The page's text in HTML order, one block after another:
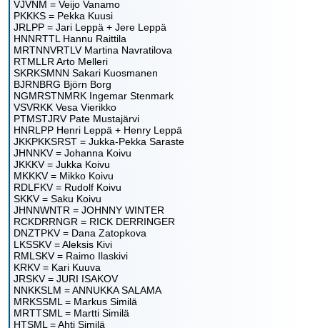
VJVNM = Veijo Vanamo
PKKKS = Pekka Kuusi
JRLPP = Jari Leppä + Jere Leppä
HNNRTTL Hannu Raittila
MRTNNVRTLV Martina Navratilova
RTMLLR Arto Melleri
SKRKSMNN Sakari Kuosmanen
BJRNBRG Björn Borg
NGMRSTNMRK Ingemar Stenmark
VSVRKK Vesa Vierikko
PTMSTJRV Pate Mustajärvi
HNRLPP Henri Leppä + Henry Leppä
JKKPKKSRST = Jukka-Pekka Saraste
JHNNKV = Johanna Koivu
JKKKV = Jukka Koivu
MKKKV = Mikko Koivu
RDLFKV = Rudolf Koivu
SKKV = Saku Koivu
JHNNWNTR = JOHNNY WINTER
RCKDRRNGR = RICK DERRINGER
DNZTPKV = Dana Zatopkova
LKSSKV = Aleksis Kivi
RMLSKV = Raimo Ilaskivi
KRKV = Kari Kuuva
JRSKV = JURI ISAKOV
NNKKSLM = ANNUKKA SALAMA
MRKSSML = Markus Similä
MRTTSML = Martti Similä
HTSML = Ahti Similä